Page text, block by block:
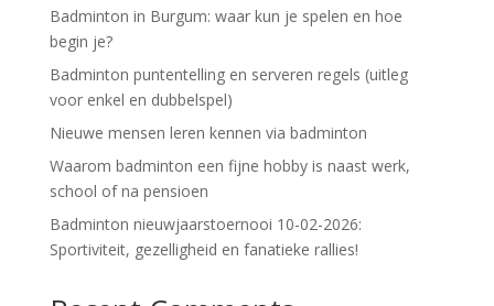
Badminton in Burgum: waar kun je spelen en hoe
begin je?
Badminton puntentelling en serveren regels (uitleg
voor enkel en dubbelspel)
Nieuwe mensen leren kennen via badminton
Waarom badminton een fijne hobby is naast werk,
school of na pensioen
Badminton nieuwjaarstoernooi 10-02-2026:
Sportiviteit, gezelligheid en fanatieke rallies!